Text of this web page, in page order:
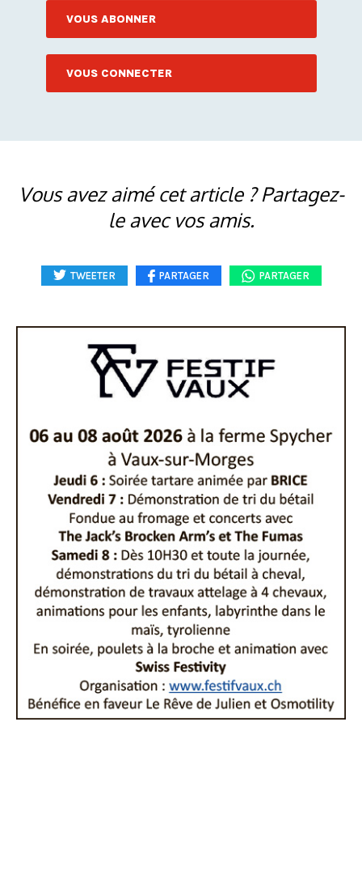
VOUS ABONNER
VOUS CONNECTER
Vous avez aimé cet article ? Partagez-
le avec vos amis.
TWEETER PARTAGER PARTAGER